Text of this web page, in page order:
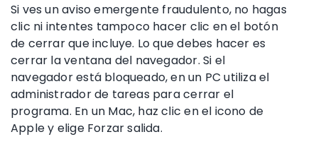
Si ves un aviso emergente fraudulento, no hagas
clic ni intentes tampoco hacer clic en el botón
de cerrar que incluye. Lo que debes hacer es
cerrar la ventana del navegador. Si el
navegador está bloqueado, en un PC utiliza el
administrador de tareas para cerrar el
programa. En un Mac, haz clic en el icono de
Appley elige Forzar salida.